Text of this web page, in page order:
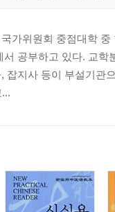
다
가정
_해석
가위원회 중점대학
서 공부하고 있다. 교
잡지사 등이 부설기관